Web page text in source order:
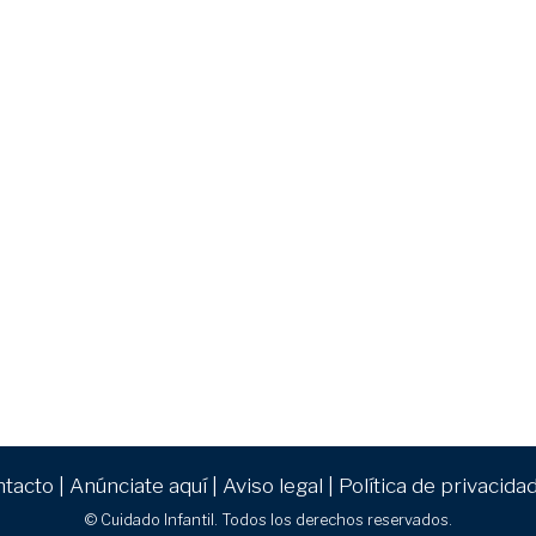
Anúnciate aquí| Aviso legal Política de privacidad
© Cuidado Infantil. Todos los derechos reservados.